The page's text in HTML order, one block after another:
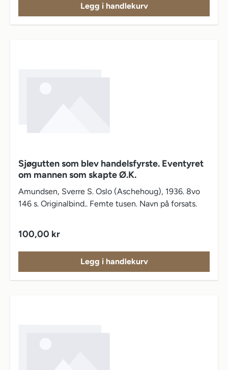
Legg i handlekurv
Sjøgutten som blev handelsfyrste. Eventyret
om mannen som skapte Ø.K.
Amundsen, Sverre S. Oslo (Aschehoug), 1936. 8vo
146 s. Originalbind.. Femte tusen. Navn på forsats.
Vanlig pris:
100,00 kr
Legg i handlekurv